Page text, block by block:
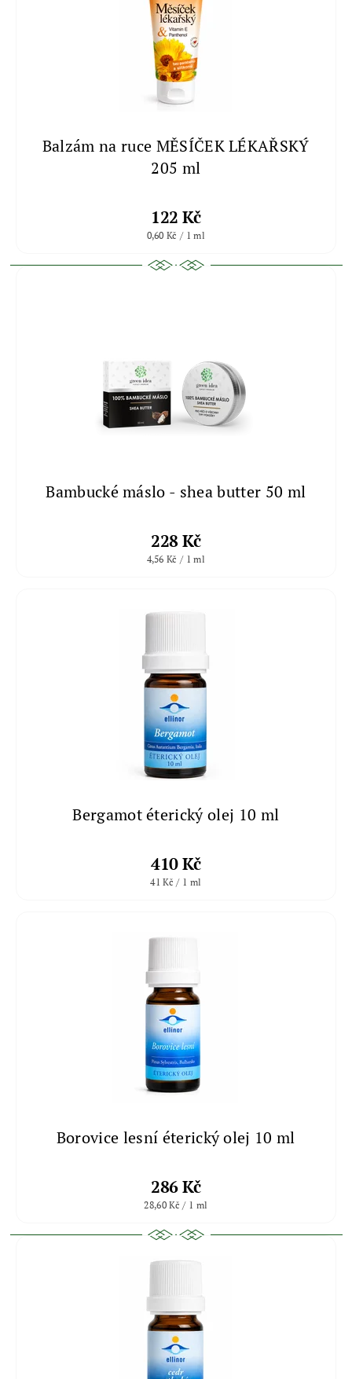
Balzám na ruce MĚSÍČEK LÉKAŘSKÝ
205 ml
122 Kč
0,60 Kč / 1 ml
Bambucké máslo - shea butter 50 ml
228 Kč
4,56 Kč / 1 ml
Bergamot éterický olej 10 ml
410 Kč
41 Kč / 1 ml
Borovice lesní éterický olej 10 ml
286 Kč
28,60 Kč / 1 ml